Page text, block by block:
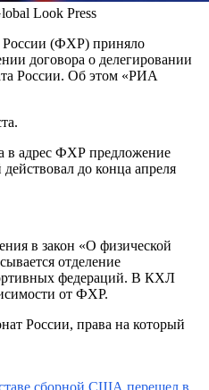
Look Press
России (ФХР) приняло
договора о делегировании
России. Об этом «РИА
в адрес ФХР предложение
до конца апреля
в закон «О физической
отделение
федераций. В КХЛ
от ФХР.
России, права на который